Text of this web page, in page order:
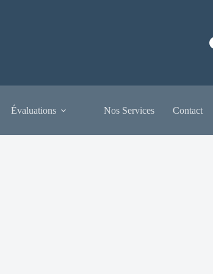
Évaluations Nos Services Contact